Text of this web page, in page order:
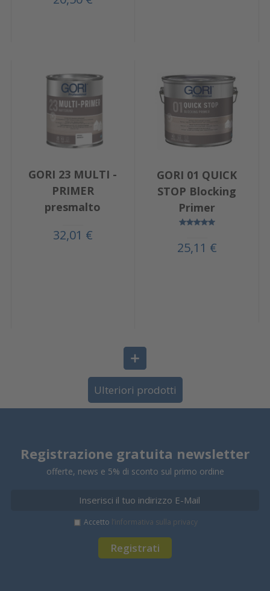
GORI 23 MULTI -
PRIMER
presmalto
32,01 €
GORI 01 QUICK
STOP Blocking
Primer
25,11 €
Ulteriori prodotti
Registrazione gratuita newsletter
offerte, news e 5% di sconto sul primo ordine
Registrati
Accetto l’informativa sulla privacy